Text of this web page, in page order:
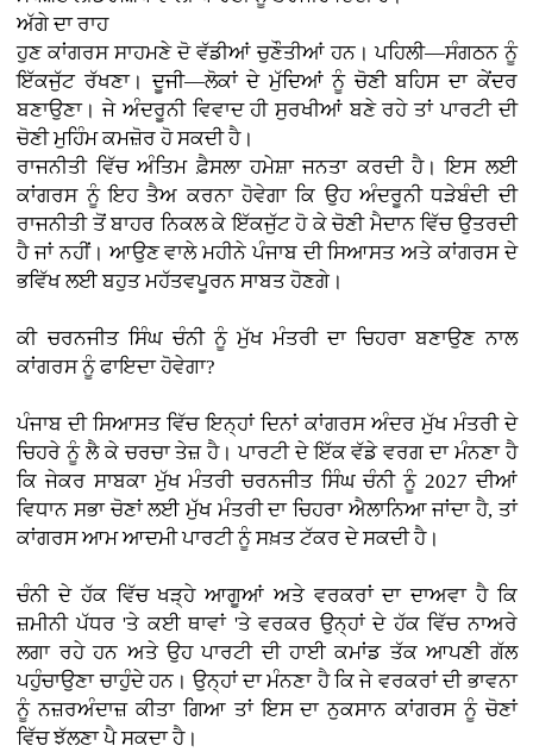
ਅੱਗੇ ਦਾ ਰਾਹ
ਹੁਣ ਕਾਂਗਰਸ ਸਾਹਮਣੇ ਦੋ ਵੱਡੀਆਂ ਚੁਣੌਤੀਆਂ ਹਨ। ਪਹਿਲੀ—ਸੰਗਠਨ ਨੂੰ
ਇੱਕਜੁੱਟ ਰੱਖਣਾ। ਦੂਜੀ—ਲੋਕਾਂ ਦੇ ਮੁੱਦਿਆਂ ਨੂੰ ਚੋਣੀ ਬਹਿਸ ਦਾ ਕੇਂਦਰ
ਬਣਾਉਣਾ। ਜੇ ਅੰਦਰੂਨੀ ਵਿਵਾਦ ਹੀ ਸੁਰਖੀਆਂ ਬਣੇ ਰਹੇ ਤਾਂ ਪਾਰਟੀ ਦੀ
ਚੋਣੀ ਮੁਹਿੰਮ ਕਮਜ਼ੋਰ ਹੋ ਸਕਦੀ ਹੈ।
ਰਾਜਨੀਤੀ ਵਿੱਚ ਅੰਤਿਮ ਫ਼ੈਸਲਾ ਹਮੇਸ਼ਾ ਜਨਤਾ ਕਰਦੀ ਹੈ। ਇਸ ਲਈ
ਕਾਂਗਰਸ ਨੂੰ ਇਹ ਤੈਅ ਕਰਨਾ ਹੋਵੇਗਾ ਕਿ ਉਹ ਅੰਦਰੂਨੀ ਧੜੇਬੰਦੀ ਦੀ
ਰਾਜਨੀਤੀ ਤੋਂ ਬਾਹਰ ਨਿਕਲ ਕੇ ਇੱਕਜੁੱਟ ਹੋ ਕੇ ਚੋਣੀ ਮੈਦਾਨ ਵਿੱਚ ਉਤਰਦੀ
ਹੈ ਜਾਂ ਨਹੀਂ। ਆਉਣ ਵਾਲੇ ਮਹੀਨੇ ਪੰਜਾਬ ਦੀ ਸਿਆਸਤ ਅਤੇ ਕਾਂਗਰਸ ਦੇ
ਭਵਿੱਖ ਲਈ ਬਹੁਤ ਮਹੱਤਵਪੂਰਨ ਸਾਬਤ ਹੋਣਗੇ।
ਕੀ ਚਰਨਜੀਤ ਸਿੰਘ ਚੰਨੀ ਨੂੰ ਮੁੱਖ ਮੰਤਰੀ ਦਾ ਚਿਹਰਾ ਬਣਾਉਣ ਨਾਲ
ਕਾਂਗਰਸ ਨੂੰ ਫਾਇਦਾ ਹੋਵੇਗਾ?
ਪੰਜਾਬ ਦੀ ਸਿਆਸਤ ਵਿੱਚ ਇਨ੍ਹਾਂ ਦਿਨਾਂ ਕਾਂਗਰਸ ਅੰਦਰ ਮੁੱਖ ਮੰਤਰੀ ਦੇ
ਚਿਹਰੇ ਨੂੰ ਲੈ ਕੇ ਚਰਚਾ ਤੇਜ਼ ਹੈ। ਪਾਰਟੀ ਦੇ ਇੱਕ ਵੱਡੇ ਵਰਗ ਦਾ ਮੰਨਣਾ ਹੈ
ਕਿ ਜੇਕਰ ਸਾਬਕਾ ਮੁੱਖ ਮੰਤਰੀ ਚਰਨਜੀਤ ਸਿੰਘ ਚੰਨੀ ਨੂੰ 2027 ਦੀਆਂ
ਵਿਧਾਨ ਸਭਾ ਚੋਣਾਂ ਲਈ ਮੁੱਖ ਮੰਤਰੀ ਦਾ ਚਿਹਰਾ ਐਲਾਨਿਆ ਜਾਂਦਾ ਹੈ, ਤਾਂ
ਕਾਂਗਰਸ ਆਮ ਆਦਮੀ ਪਾਰਟੀ ਨੂੰ ਸਖ਼ਤ ਟੱਕਰ ਦੇ ਸਕਦੀ ਹੈ।
ਚੰਨੀ ਦੇ ਹੱਕ ਵਿੱਚ ਖੜ੍ਹੇ ਆਗੂਆਂ ਅਤੇ ਵਰਕਰਾਂ ਦਾ ਦਾਅਵਾ ਹੈ ਕਿ
ਜ਼ਮੀਨੀ ਪੱਧਰ 'ਤੇ ਕਈ ਥਾਵਾਂ 'ਤੇ ਵਰਕਰ ਉਨ੍ਹਾਂ ਦੇ ਹੱਕ ਵਿੱਚ ਨਾਅਰੇ
ਲਗਾ ਰਹੇ ਹਨ ਅਤੇ ਉਹ ਪਾਰਟੀ ਦੀ ਹਾਈ ਕਮਾਂਡ ਤੱਕ ਆਪਣੀ ਗੱਲ
ਪਹੁੰਚਾਉਣਾ ਚਾਹੁੰਦੇ ਹਨ। ਉਨ੍ਹਾਂ ਦਾ ਮੰਨਣਾ ਹੈ ਕਿ ਜੇ ਵਰਕਰਾਂ ਦੀ ਭਾਵਨਾ
ਨੂੰ ਨਜ਼ਰਅੰਦਾਜ਼ ਕੀਤਾ ਗਿਆ ਤਾਂ ਇਸ ਦਾ ਨੁਕਸਾਨ ਕਾਂਗਰਸ ਨੂੰ ਚੋਣਾਂ
ਵਿੱਚ ਝੱਲਣਾ ਪੈ ਸਕਦਾ ਹੈ।